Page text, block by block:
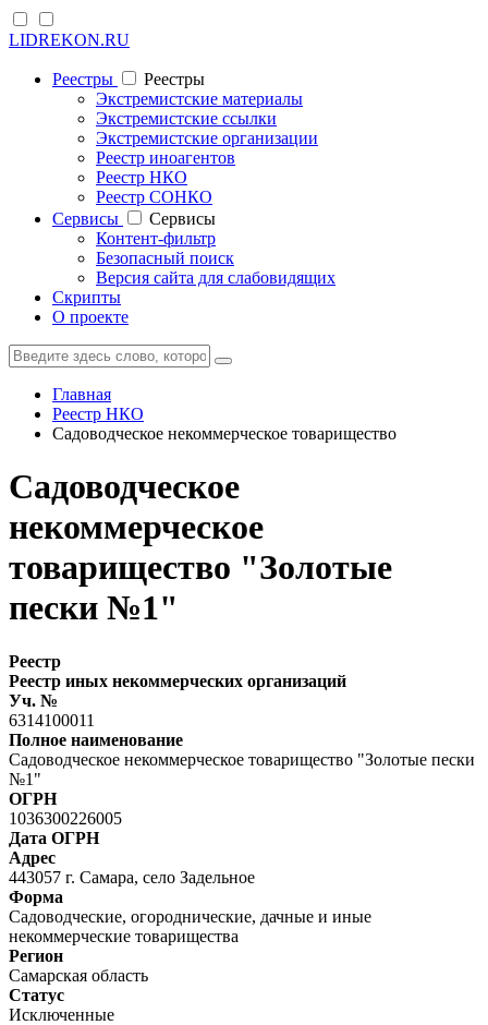
LIDREKON.RU
Реестры
Реестры
Экстремистские материалы
Экстремистские ссылки
Экстремистские организации
Реестр иноагентов
Реестр НКО
Реестр СОНКО
Cервисы
Cервисы
Контент-фильтр
Безопасный поиск
Версия сайта для слабовидящих
Скрипты
О проекте
Главная
Реестр НКО
Садоводческое некоммерческое товарищество
Садоводческое
некоммерческое
товарищество "Золотые
пески №1"
Реестр
Реестр иных некоммерческих организаций
Уч. №
6314100011
Полное наименование
Садоводческое некоммерческое товарищество "Золотые пески
№1"
ОГРН
1036300226005
Дата ОГРН
Адрес
443057 г. Самара, село Задельное
Форма
Садоводческие, огороднические, дачные и иные
некоммерческие товарищества
Регион
Самарская область
Статус
Исключенные